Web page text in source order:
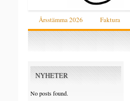
Årsstämma 2026 Faktura
NYHETER
No posts found.